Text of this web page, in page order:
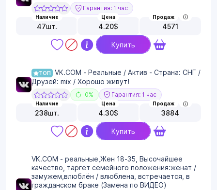
Гарантия: 1 час
Наличие
47шт.
Цена
4.20$
Продаж
4571
Купить
ТОП
VK.COM - Реальные / Актив - Страна: СНГ /
Друзей: mix / Хорошо живут!
0% Гарантия: 1 час
Наличие
238шт.
Цена
4.30$
Продаж
3884
Купить
VK.COM - реальные,Жен 18-35, Высочайшее
качество, таргет семейного положения:женат /
замужем,влюблён / влюблена, встречается, в
гражданском браке (Замена по ВИДЕО)